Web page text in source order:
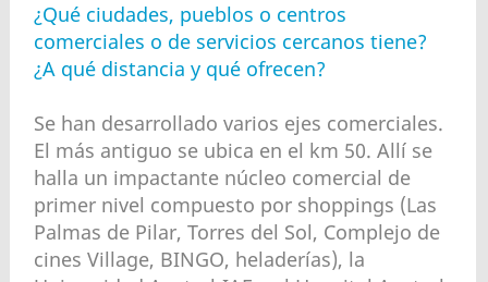
¿Qué ciudades, pueblos o centros
comerciales o de servicios cercanos tiene?
¿A qué distancia y qué ofrecen?
Se han desarrollado varios ejes comerciales.
El más antiguo se ubica en el km 50. Allí se
halla un impactante núcleo comercial de
primer nivel compuesto por shoppings (Las
Palmas de Pilar, Torres del Sol, Complejo de
cines Village, BINGO, heladerías), la